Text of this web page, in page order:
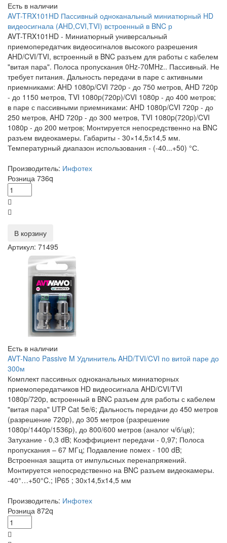
Есть в наличии
AVT-TRX101HD Пассивный одноканальный миниатюрный HD
видеосигнала (AHD,CVI,TVI) встроенный в BNC р
AVT-TRX101HD - Миниатюрный универсальный
приемопередатчик видеосигналов высокого разрешения
AHD/CVI/TVI, встроенный в BNC разъем для работы с кабелем
"витая пара". Полоса пропускания 0Hz-70MHz.. Пассивный. Не
требует питания. Дальность передачи в паре с активными
приемниками: AHD 1080p/CVI 720p - до 750 метров, AHD 720p
- до 1150 метров, TVI 1080p(720p)/CVI 1080p - до 400 метров;
в паре с пассивными приемниками: AHD 1080p/CVI 720p - до
250 метров, AHD 720p - до 300 метров, TVI 1080p(720p)/CVI
1080p - до 200 метров; Монтируется непосредственно на BNC
разъем видеокамеры. Габариты - 30×14,5х14,5 мм.
Температурный диапазон использования - (-40...+50) °С.
Производитель: Инфотех
Розница 736q
В корзину
Артикул: 71495
Есть в наличии
AVT-Nano Passive M Удлинитель AHD/TVI/CVI по витой паре до
300м
Комплект пассивных одноканальных миниатюрных
приемопередатчиков HD видеосигнала AHD/CVI/TVI
1080p/720p, встроенный в BNC разъем для работы с кабелем
"витая пара" UTP Cat 5e/6; Дальность передачи до 450 метров
(разрешение 720p), до 305 метров (разрешение
1080p/1440p/1536p), до 800/600 метров (аналог ч/б/цв);
Затухание - 0,3 dB; Коэффициент передачи - 0,97; Полоса
пропускания – 67 МГц; Подавление помех - 100 dB;
Встроенная защита от импульсных перенапряжений.
Монтируется непосредственно на BNC разъем видеокамеры.
-40°…+50°C.; IP65 ; 30х14,5х14,5 мм
Производитель: Инфотех
Розница 872q